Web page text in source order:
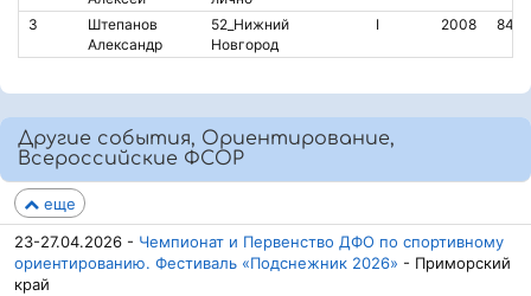
3
Штепанов
Александр
52_Нижний
Новгород
I 2008
Другие события, Ориентирование,
Всероссийские ФСОР
еще
23-27.04.2026 - Чемпионат и Первенство ДФО по спортивному
ориентированию. Фестиваль «Подснежник 2026» - Приморский
край